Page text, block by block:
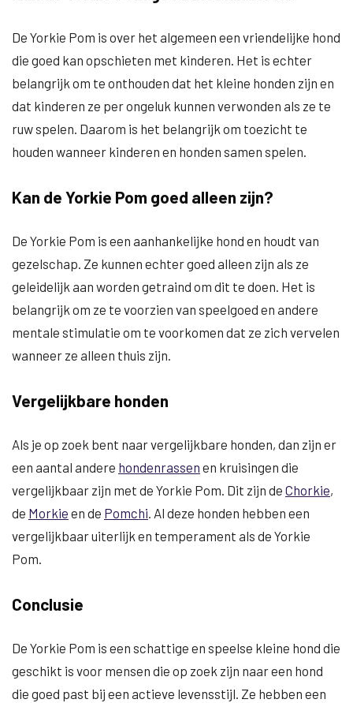
De Yorkie Pom is over het algemeen een vriendelijke hond
die goed kan opschieten met kinderen. Het is echter
belangrijk om te onthouden dat het kleine honden zijn en
dat kinderen ze per ongeluk kunnen verwonden als ze te
ruw spelen. Daarom is het belangrijk om toezicht te
houden wanneer kinderen en honden samen spelen.
Kan de Yorkie Pom goed alleen zijn?
De Yorkie Pom is een aanhankelijke hond en houdt van
gezelschap. Ze kunnen echter goed alleen zijn als ze
geleidelijk aan worden getraind om dit te doen. Het is
belangrijk om ze te voorzien van speelgoed en andere
mentale stimulatie om te voorkomen dat ze zich vervelen
wanneer ze alleen thuis zijn.
Vergelijkbare honden
Als je op zoek bent naar vergelijkbare honden, dan zijn er
een aantal andere hondenrassen en kruisingen die
vergelijkbaar zijn met de Yorkie Pom. Dit zijn de Chorkie,
de Morkie en de Pomchi. Al deze honden hebben een
vergelijkbaar uiterlijk en temperament als de Yorkie
Pom.
Conclusie
De Yorkie Pom is een schattige en speelse kleine hond die
geschikt is voor mensen die op zoek zijn naar een hond
die goed past bij een actieve levensstijl. Ze hebben een